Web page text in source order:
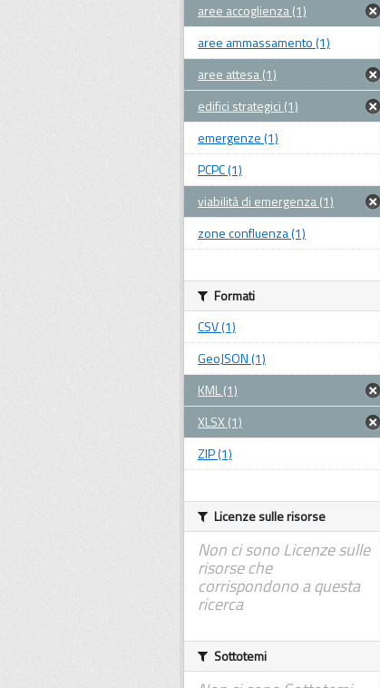
aree accoglienza (1)
aree ammassamento (1)
aree attesa (1)
edifici strategici (1)
emergenze (1)
PCPC (1)
viabilità di emergenza (1)
zone confluenza (1)
Formati
CSV (1)
GeoJSON (1)
KML (1)
XLSX (1)
ZIP (1)
Licenze sulle risorse
Non ci sono Licenze sulle
risorse che
corrispondono a questa
ricerca
Sottotemi